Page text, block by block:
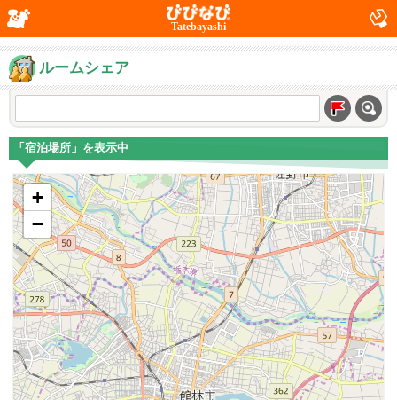
Tatebayashi
ルームシェア
「宿泊場所」を表示中
+
−